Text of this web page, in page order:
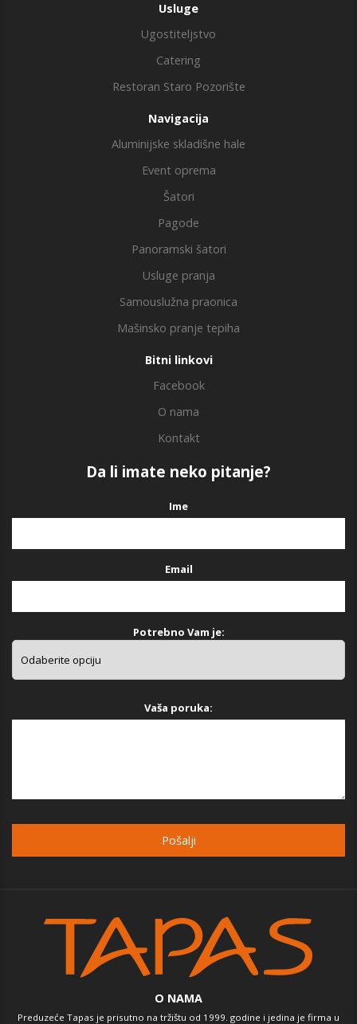
Usluge
Ugostiteljstvo
Catering
Restoran Staro Pozorište
Navigacija
Aluminijske skladišne hale
Event oprema
Šatori
Pagode
Panoramski šatori
Usluge pranja
Samouslužna praonica
Mašinsko pranje tepiha
Bitni linkovi
Facebook
O nama
Kontakt
Da li imate neko pitanje?
Ime
Email
Potrebno Vam je:
Vaša poruka:
O NAMA
Preduzeće Tapas je prisutno na tržištu od 1999. godine i jedina je firma u